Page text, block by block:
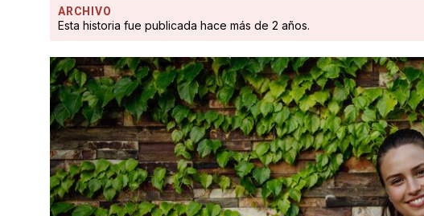
ARCHIVO
Esta historia fue publicada hace más de 2 años.